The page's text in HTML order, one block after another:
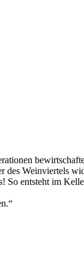
Weinviertels
So entsteht im